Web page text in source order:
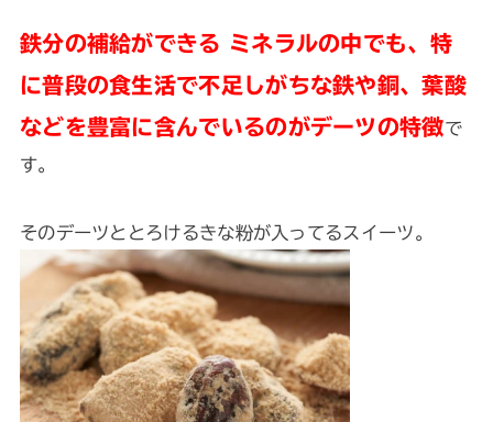
鉄分の補給ができる ミネラルの中でも、特
に普段の食生活で不足しがちな鉄や銅、葉酸
などを豊富に含んでいるのがデーツの特徴で
す。
そのデーツととろけるきな粉が入ってるスイーツ。